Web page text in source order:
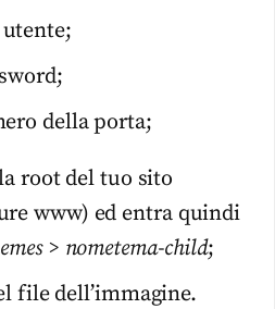
della porta;
root del tuo sito
www) ed entra quindi
> nometema-child;
file dell’immagine.